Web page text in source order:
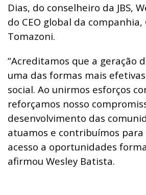
Dias, do conselheiro da JBS,
do CEO global da
Tomazoni.
“Acreditamos que a geração
uma das formas mais
social. Ao unirmos esforços
reforçamos nosso
desenvolvimento das
atuamos e contribuímos
acesso a oportunidades
afirmou Wesley Batista.